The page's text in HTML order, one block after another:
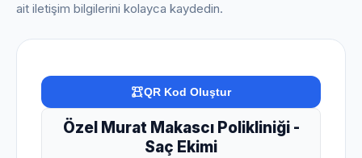
ait iletişim bilgilerini kolayca kaydedin.
QR Kod Oluştur
Özel Murat Makascı Polikliniği -
Saç Ekimi